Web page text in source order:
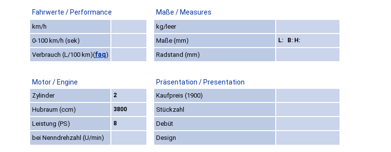
Fahrwerte / Performance Maße / Measures
km/h
kg/leer
0-100 km/h (sek)
Maße (mm) L: B: H:
Verbrauch (L/100 km)(faq) Radstand (mm)
Motor / Engine Präsentation / Presentation
Zylinder 2
Kaufpreis (1900)
Hubraum (ccm)
3800
Stückzahl
Leistung (PS)
8
Debüt
bei Nenndrehzahl (U/min)
Design